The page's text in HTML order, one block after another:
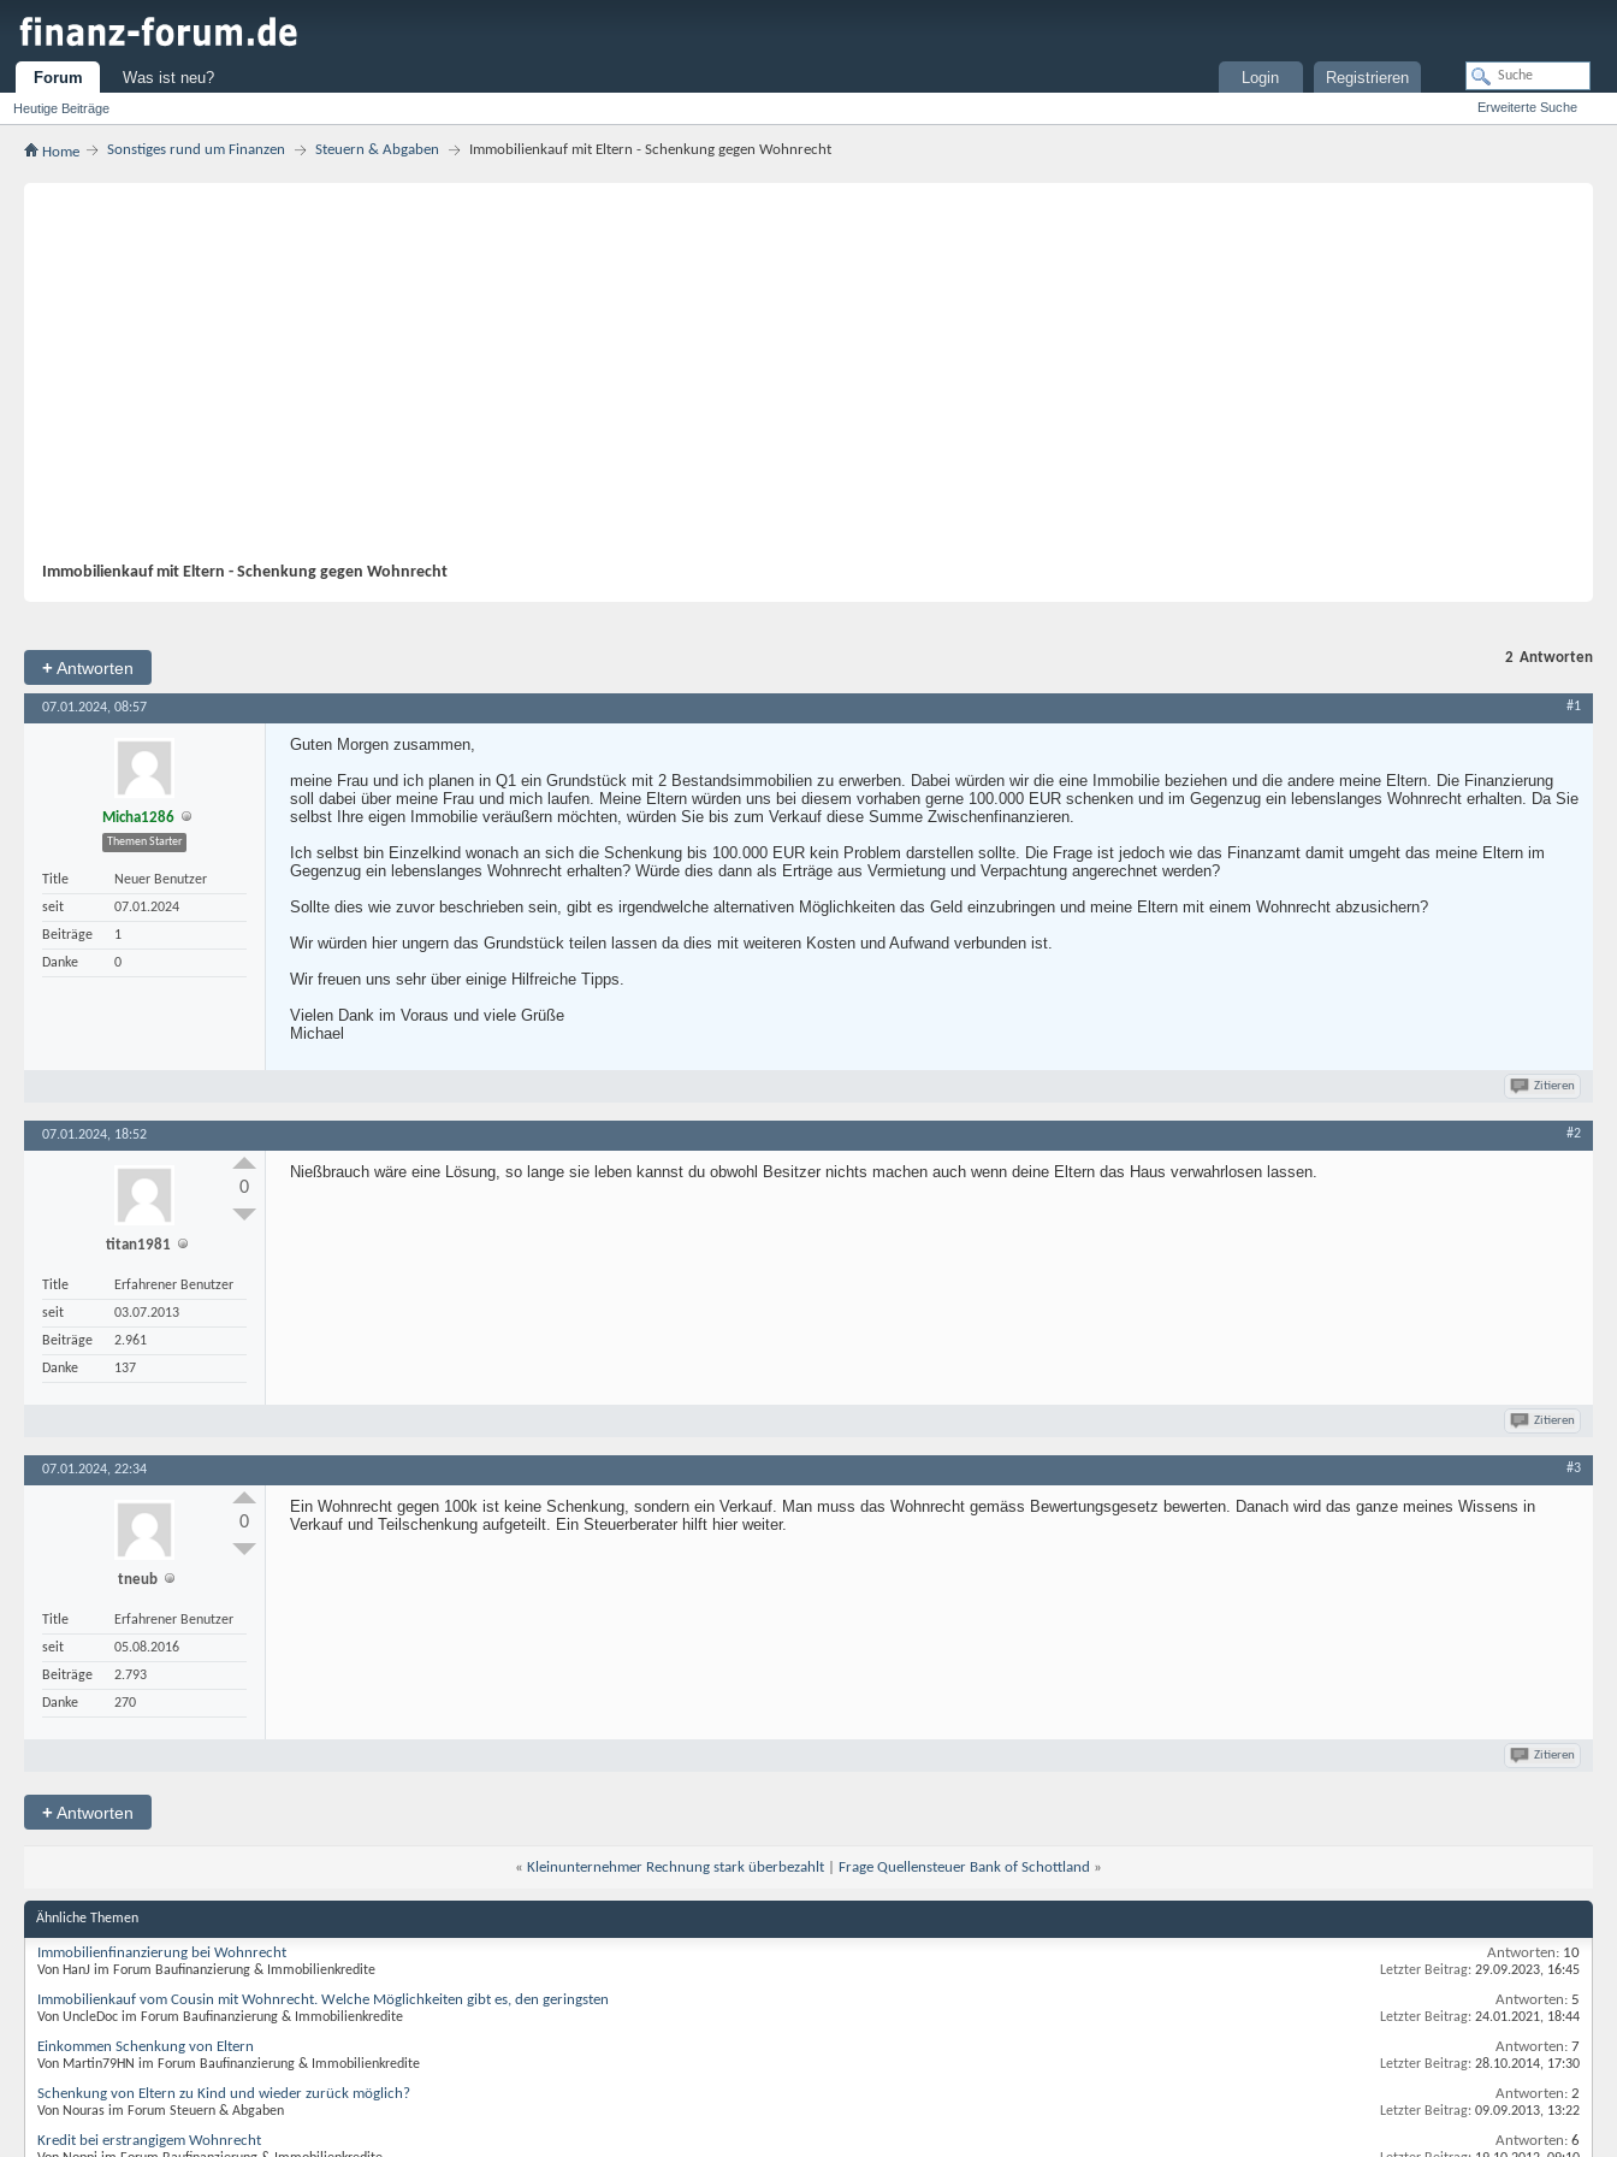
Forum
Heutige Beiträge
Was ist neu? Registrieren
Login
Erweiterte Suche
Home Sonstiges rund um Finanzen Steuern & Abgaben Immobilienkauf mit Eltern - Schenkung gegen Wohnrecht
Immobilienkauf mit Eltern - Schenkung gegen Wohnrecht
+Antworten
2 Antworten
07.01.2024, 08:57 #1
Micha1286
Themen Starter
Title
Neuer Benutzer
seit
07.01.2024
Beiträge
1
Danke
0
Guten Morgen zusammen,
meine Frau und ich planen in Q1 ein Grundstück mit 2 Bestandsimmobilien zu erwerben. Dabei würden wir die eine Immobilie beziehen und die andere meine Eltern. Die Finanzierung
soll dabei über meine Frau und mich laufen. Meine Eltern würden uns bei diesem vorhaben gerne 100.000 EUR schenken und im Gegenzug ein lebenslanges Wohnrecht erhalten. Da Sie
selbst Ihre eigen Immobilie veräußern möchten, würden Sie bis zum Verkauf diese Summe Zwischenfinanzieren.
Ich selbst bin Einzelkind wonach an sich die Schenkung bis 100.000 EUR kein Problem darstellen sollte. Die Frage ist jedoch wie das Finanzamt damit umgeht das meine Eltern im
Gegenzug ein lebenslanges Wohnrecht erhalten? Würde dies dann als Erträge aus Vermietung und Verpachtung angerechnet werden?
Sollte dies wie zuvor beschrieben sein, gibt es irgendwelche alternativen Möglichkeiten das Geld einzubringen und meine Eltern mit einem Wohnrecht abzusichern?
Wir würden hier ungern das Grundstück teilen lassen da dies mit weiteren Kosten und Aufwand verbunden ist.
Wir freuen uns sehr über einige Hilfreiche Tipps.
Vielen Dank im Voraus und viele Grüße
Michael
Zitieren
07.01.2024, 18:52 #2
titan1981
Title
Erfahrener Benutzer
seit
03.07.2013
Beiträge
2.961
Danke
137
0
Nießbrauch wäre eine Lösung, so lange sie leben kannst du obwohl Besitzer nichts machen auch wenn deine Eltern das Haus verwahrlosen lassen.
Zitieren
07.01.2024, 22:34 #3
tneub
Title
Erfahrener Benutzer
seit
05.08.2016
Beiträge
2.793
Danke
270
0
Ein Wohnrecht gegen 100k ist keine Schenkung, sondern ein Verkauf. Man muss das Wohnrecht gemäss Bewertungsgesetz bewerten. Danach wird das ganze meines Wissens in
Verkauf und Teilschenkung aufgeteilt. Ein Steuerberater hilft hier weiter.
Zitieren
+Antworten
« Kleinunternehmer Rechnung stark überbezahlt Frage Quellensteuer Bank of Schottland »
Ähnliche Themen
Immobilienfinanzierung bei Wohnrecht
Von HanJ im Forum Baufinanzierung & Immobilienkredite
Antworten: 10
Letzter Beitrag: 29.09.2023, 16:45
Immobilienkauf vom Cousin mit Wohnrecht. Welche Möglichkeiten gibt es, den geringsten
Von UncleDoc im Forum Baufinanzierung & Immobilienkredite
Antworten: 5
Letzter Beitrag: 24.01.2021, 18:44
Einkommen Schenkung von Eltern
Von Martin79HN im Forum Baufinanzierung & Immobilienkredite
Antworten: 7
Letzter Beitrag: 28.10.2014, 17:30
Schenkung von Eltern zu Kind und wieder zurück möglich?
Von Nouras im Forum Steuern & Abgaben
Antworten: 2
Letzter Beitrag: 09.09.2013, 13:22
Kredit bei erstrangigem Wohnrecht Antworten: 6